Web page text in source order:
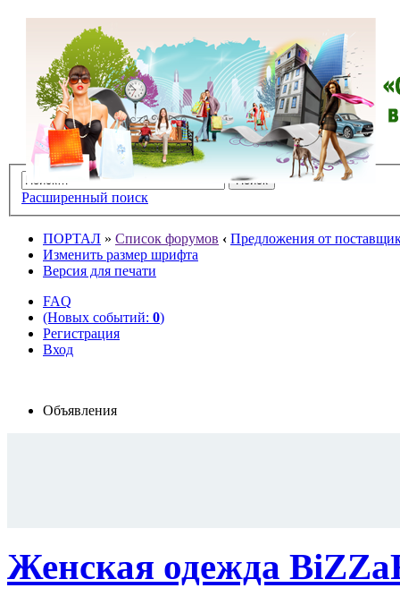
Расширенный поиск
ПОРТАЛ » Список форумов ‹ Предложения от
Изменить размер шрифта
Версия для печати
FAQ
(Новых событий: 0)
Регистрация
Вход
Объявления
Женская одежда